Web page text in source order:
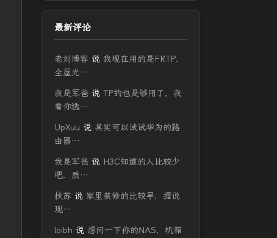
最新评论
老刘博客 说 我现在用的是FRTP，
全屋光…
我是军爸 说 TP的也是够用了，我
看你选…
UpXuu 说 其实可以试试华为的路
由器…
我是军爸 说 H3C知道的人比较少
吧，质…
扶苏 说 家里装修的比较早，据说
现…
loibh 说 想问一下你的NAS，机箱